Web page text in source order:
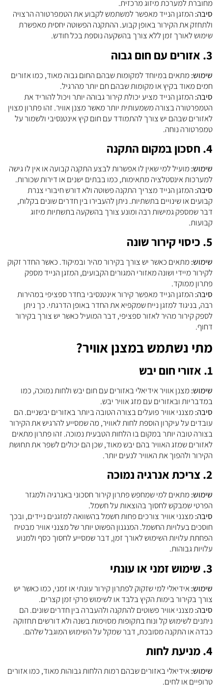
מחוברת למערכת מיזוג מרכזית.
סיבה: המזגן הנייד מאפשר למשתמש לקבוע את הטמפרטורה הרצויה
ולתחזק את הקירור באופן קבוע. ההתקנה הפשוטה יחסית מאפשרת
שימוש לאורך זמן ללא צורך בהשקעה נוספת בכל חודש.
3. אזורים עם חום גבוה
שימוש:מתאים במיוחד למקומות שבהם החום גבוה מאוד, כמו אזורים
חמים מאוד בקיץ או מקומות שבהם חם יותר מהרגיל.
סיבה: המזגן הנייד מציע יכולת קירור גבוהה יותר ויכול להוריד את
הטמפרטורה בצורה משמעותית יותר מאשר מצנן אוויר. זהו פתרון מצוין
לאזורים שבהם יש צורך להתמודד עם חום קיץ אינטנסיבי ולשמור על
טמפרטורה נוחה.
4. חסכון במקום התקנה
שימוש:מועיל למי שאין לו אפשרות לבצע התקנה קבועה או אין לו גישה
למערכות אינסטלציה מתאימות, כמו בבתים ישנים או דירות שכורות.
סיבה: המזגן הנייד מצריך התקנה פשוטה ולא דורש חיבורי צנרת
קבועים או שינויים בתשתיות. ניתן להעבירו בין חדרים שונים בקלות,
דבר שמספק גמישות רבה ומונע צורך בהשקעה בתשתיות מיזוג
קבועות.
5. כיסוי קירור שונה
שימוש:מתאים כאשר יש צורך בקירור מהיר ובמיקוד. כאשר החדר זקוק
לקירור מיידי ושונה מאזורי המגורים הקבועים, המזגן הנייד מספק
פתרון ממוקד.
סיבה: המזגן הנייד מאפשר קירור אינטנסיבי בחדר ספציפי במהירות
רבה, בניגוד למזגן נייח שמקפיא את החדר באופן הדרגתי. כך ניתן
לספק קירור מהיר לאזור ספציפי, דבר המועיל כאשר יש צורך בקירור
דחוף.
מתי נשתמש במצנן אוויר?
1. אזורי חום יבש
שימוש:מצנן אוויר אידיאלי באזורים עם חום יבש ולחות נמוכה, כמו
במדבריות ובאזורים עם מזג אוויר יבש.
סיבה:מצנני אוויר פועלים בצורה הטובה ביותר באזורים יבשניים. הם
עובדים על עיקרון הוספת לחות לאוויר, מה שמסייע להרגיש את הקירור
בצורה טובה יותר במקום בו הלחות הטבעית נמוכה. זהו פתרון מתאים
לאזורים שמזג האוויר בהם יבש מאוד, שכן הם יכולים לשפר את תחושת
הקירור ולהפוך את האוויר לנעים יותר.
2. צריכת אנרגיה נמוכה
שימוש:מתאים למי שמחפש פתרון קירור חסכוני באנרגיה ולמגזר
הפרטי שמבקש לחסוך בהוצאות על חשמל.
סיבה:מצנני אוויר צורכים פחות חשמל בהשוואה למזגנים ניידים, ובכך
חוסכים בעלויות החשמל. המנגנון הפשוט יותר של מצנני אוויר מבטיח
הפחתת עלויות השימוש לאורך זמן, דבר שמסייע לחסוך כסף ולמנוע
עלויות גבוהות.
3. שימוש זמני או עונתי
שימוש:אידיאלי למי שזקוק לפתרון קירור עונתי או זמני, כמו כאשר יש
צורך בקירור בימות הקיץ בלבד או לשימוש פרקי זמן קצרים.
סיבה:מצנני אוויר פשוטים להתקנה ולהעברה בין חדרים שונים. הם
ניתנים לשימוש קל ונוח בתקופות מסוימות בשנה ולא דורשים תחזוקה
כבדה או התקנה מסובכת, דבר שמקל על השימוש המוגבל שלהם.
4. מניעת לחות
שימוש:אידיאלי באזורים שבהם רמות הלחות גבוהות מאוד, כמו אזורים
טרופיים או לחים.